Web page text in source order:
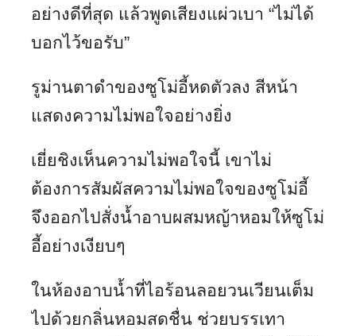
อย่างดีที่สุด แล้วพูดเสียงแผ่วเบา “ไม่ได้
บอกไว้ขอรับ”
รูม่านตาดำของซูโม่อี้หดตัวลง สีหน้า
แสดงความไม่พอใจอย่างยิ่ง
เยี่ยชิงเห็นความไม่พอใจนี้ เขาไม่
ต้องการสัมผัสความไม่พอใจของซูโม่อี้
จึงออกไปสั่งน้ำอาบผสมหญ้าหอมให้ซูโม่
อี้อย่างเงียบๆ
ในห้องอาบน้ำที่ไอร้อนลอยวนเวียนเต็ม
ไปด้วยกลิ่นหอมสดชื่น ช่วยบรรเทา